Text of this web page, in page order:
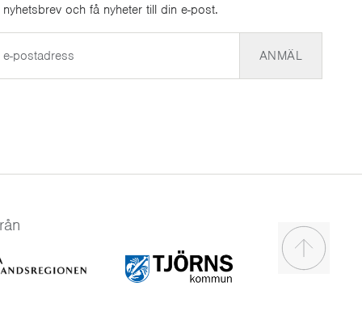
och få nyheter till din e-post.
ANMÄL
Scroll to